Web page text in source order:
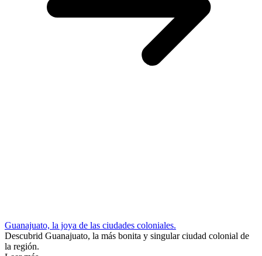
Guanajuato, la joya de las ciudades coloniales.
Descubrid Guanajuato, la más bonita y singular ciudad colonial de
la región.